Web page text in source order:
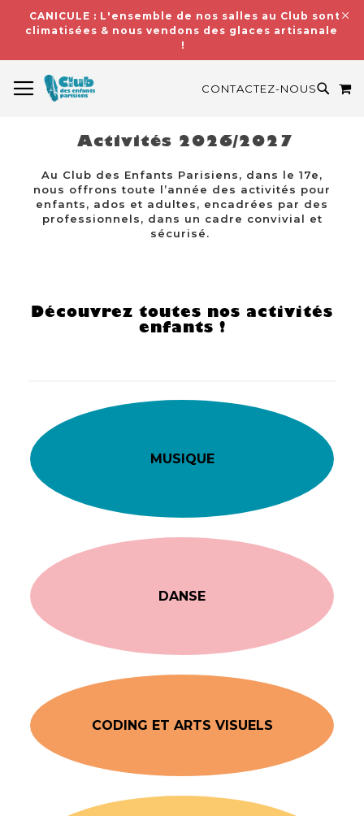
CANICULE : L'ensemble de nos salles au Club sont
climatisées & nous vendons des glaces artisanales
!
CONTACTEZ-NOUS
Activités 2026/2027
Au Club des Enfants Parisiens, dans le 17e,
nous offrons toute l’année des activités pour
enfants, ados et adultes, encadrées par des
professionnels, dans un cadre convivial et
sécurisé.
Découvrez toutes nos activités
enfants !
MUSIQUE
DANSE
CODING ET ARTS VISUELS